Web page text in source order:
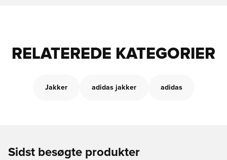
RELATEREDE KATEGORIER
Jakker adidas jakker adidas
Sidst besøgte produkter